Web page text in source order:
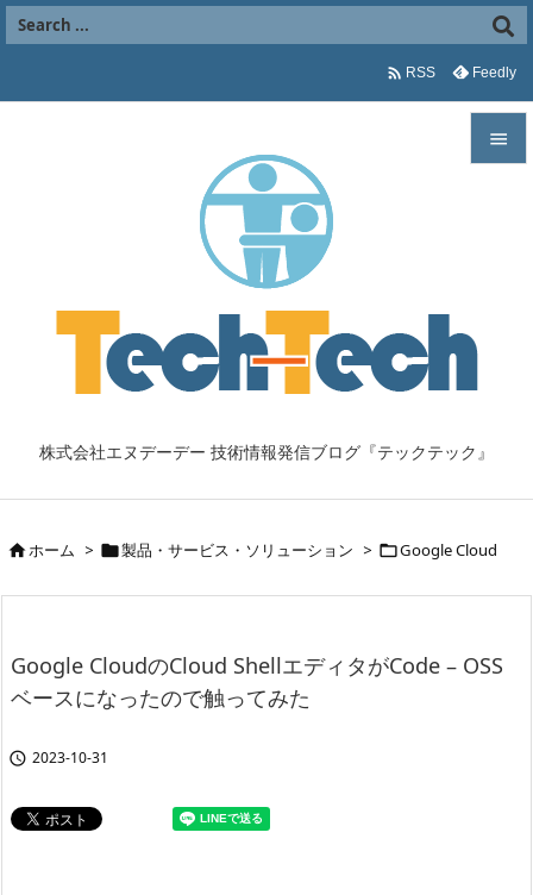
株式会社エヌデーデー 技術情報発信ブログ『テックテック』

 RSS Feedly
ホーム > 製品・サービス・ソリューション > Google Cloud
Google CloudのCloud ShellエディタがCode – OSS
ベースになったので触ってみた
 2023-10-31